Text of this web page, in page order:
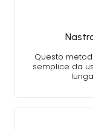
Questo
semplice da